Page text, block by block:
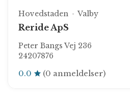
Hovedstaden Valby
Reride ApS
Peter Bangs Vej 236
24207876
0.0 (0 anmeldelser)